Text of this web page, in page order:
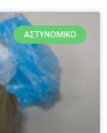
ΑΣΤΥΝΟΜΙΚΌ